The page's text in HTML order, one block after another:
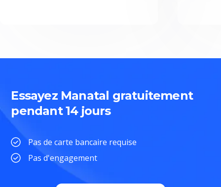
Essayez Manatal gratuitement
pendant 14 jours
Pas de carte bancaire requise
Pas d'engagement